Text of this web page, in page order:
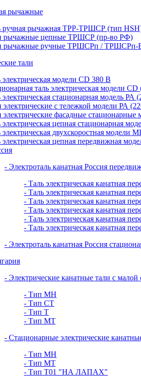
рычажные
ручная рычажная ТРР-ТРШСР (тип
рычажные цепные ТРШСР (пр-во РФ)
рычажные ручные ТРШСРп / ТРШСРп-
тали
электрическая модели CD 380 В
таль электрическая модели
электрическая стационарная модель РА
электрические с тележкой модели РА
электрические фасадные стационарные
электрическая цепная стационарная
электрическая двухскоростная модели
электрическая цепная передвижная
- Электроталь канатная Россия
- Таль электрическая канатная
- Таль электрическая канатная
- Таль электрическая канатная
- Таль электрическая канатная
- Таль электрическая канатная
- Таль электрическая канатная
- Электроталь канатная Россия
- Электрические канатные тали с малой
- Тип МН
- Тип СТ
- Тип Т
- Тип МТ
- Стационарные электрические
- Тип МН
- Тип МТ
- Тип Т01 "НА ЛАПАХ"